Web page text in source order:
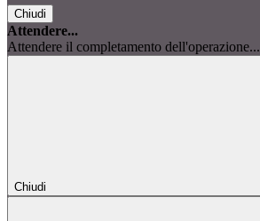
Chiudi
Attendere...
Attendere il completamento dell'operazione...
Chiudi